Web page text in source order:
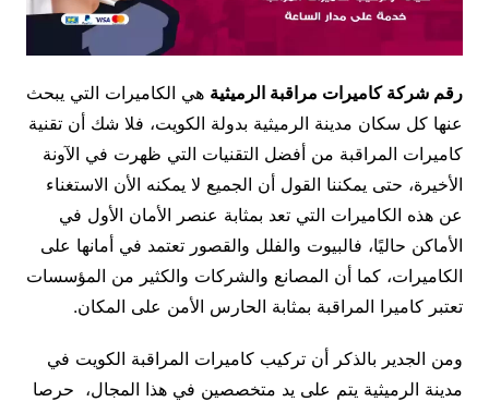
رقم شركة كاميرات مراقبة الرميثية هي الكاميرات التي يبحث
عنها كل سكان مدينة الرميثية بدولة الكويت، فلا شك أن تقنية
كاميرات المراقبة من أفضل التقنيات التي ظهرت في الآونة
الأخيرة، حتى يمكننا القول أن الجميع لا يمكنه الأن الاستغناء
عن هذه الكاميرات التي تعد بمثابة عنصر الأمان الأول في
الأماكن حاليًا، فالبيوت والفلل والقصور تعتمد في أمانها على
الكاميرات، كما أن المصانع والشركات والكثير من المؤسسات
تعتبر كاميرا المراقبة بمثابة الحارس الأمن على المكان.
ومن الجدير بالذكر أن تركيب كاميرات المراقبة الكويت في
مدينة الرميثية يتم على يد متخصصين في هذا المجال، حرصا